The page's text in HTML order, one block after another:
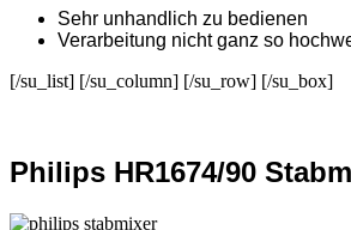
Sehr unhandlich zu bedienen
Verarbeitung nicht ganz so
[/su_list] [/su_column] [/su_row] [/su_box]
Philips HR1674/90